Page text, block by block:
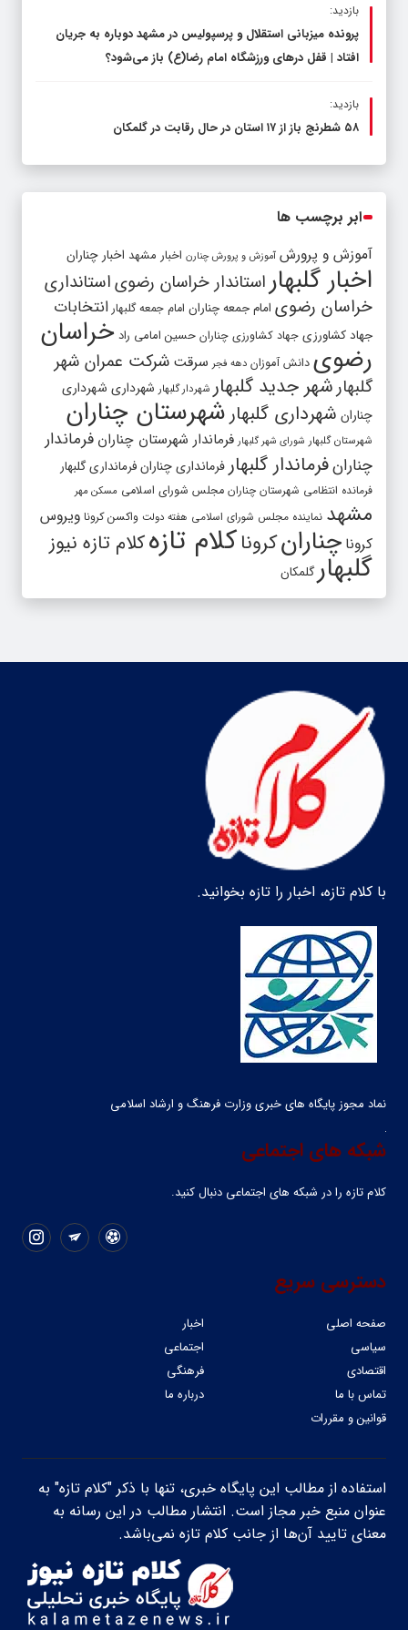
بازدید:
پرونده میزبانی استقلال و پرسپولیس در مشهد دوباره به جریان
افتاد | قفل در‌های ورزشگاه امام رضا(ع) باز می‌شود؟
بازدید:
۵۸ شطرنج‌ باز از ۱۷ استان در حال رقابت در گلمکان
ابر برچسب ها
آموزش و پرورش آموزش و پرورش چنارن اخبار مشهد اخبار چناران
اخبار گلبهار استاندار خراسان رضویاستانداری
خراسان رضوی امام جمعه چناران امام جمعه گلبهار انتخابات
جهاد کشاورزی جهاد کشاورزی چناران حسین امامی راد خراسان
رضوی دانش آموزان دهه فجر سرقت شرکت عمران شهر
گلبهار شهر جدید گلبهار شهردار گلبهار شهرداری شهرداری
چناران شهرداری گلبهار شهرستان چناران
شهرستان گلبهار شورای شهر گلبهار فرماندار شهرستان چناران فرماندار
چنارانفرماندار گلبهار فرمانداری چنارانفرمانداری گلبهار
فرمانده انتظامی شهرستان چناران مجلس شورای اسلامی مسکن مهر
مشهد نماینده مجلس شورای اسلامی هفته دولت واکسن کرونا ویروس
کرونا چنارانکروناکلام تازهکلام تازه نیوز
گلبهار گلمکان
با کلام تازه، اخبار را تازه بخوانید.
نماد مجوز پایگاه های خبری وزارت فرهنگ و ارشاد اسلامی
شبکه های اجتماعی
کلام تازه را در شبکه ‌های اجتماعی دنبال کنید.
دسترسی سریع
صفحه اصلی
اخبار
سیاسی
اجتماعی
اقتصادی
فرهنگی
تماس با ما
درباره ما
قوانین و مقررات
استفاده از مطالب این پایگاه خبری، تنها با ذکر "کلام تازه" به
عنوان منبع خبر مجاز است. انتشار مطالب در این رسانه به
معنای تایید آن‌ها از جانب کلام تازه نمی‌باشد.